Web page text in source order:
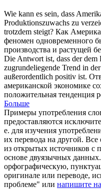
Wie kann es sein, dass
Produktionszuwachs zu
trotzdem steigt? Как
феномен одновременного
производства и растущей
Die Antwort ist, dass der dem
zugrundeliegende Trend in
außerordentlich positiv ist.
американской экономике
положительная тенденция
Больше
Примеры употребления
предоставляются
е. для изучения
их перевода на другой.
из открытых источников с
основе двуязычных
орфографическую,
оригинале или переводе,
проблеме" или напишите